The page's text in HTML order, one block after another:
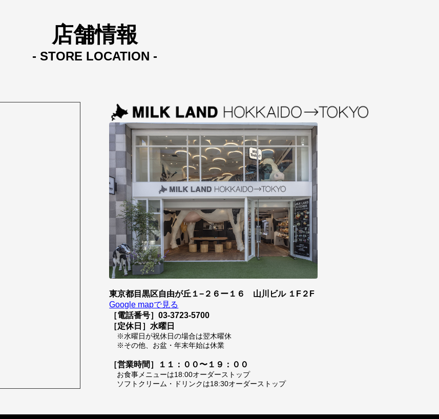
店舗情報
- STORE LOCATION -
東京都目黒区自由が丘１−２６ー１６ 山川ビル １F２F
Google mapで見る
［電話番号］03-3723-5700
［定休日］水曜日
※水曜日が祝休日の場合は翌木曜休
※その他、お盆・年末年始は休業
［営業時間］１１：００〜１９：００
お食事メニューは18:00オーダーストップ
ソフトクリーム・ドリンクは18:30オーダーストップ